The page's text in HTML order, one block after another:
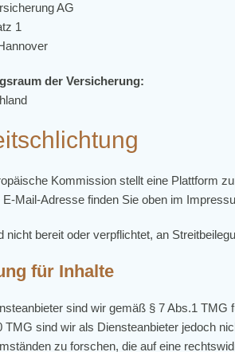
AG
1
der Versicherung:
Kommission stellt eine Plattform
E-Mail-Adresse finden Sie oben im
nicht bereit oder verpflichtet, an
für Inhalte
sind wir gemäß § 7 Abs.1 TMG
TMG sind wir als Diensteanbieter jedoch
zu forschen, die auf eine